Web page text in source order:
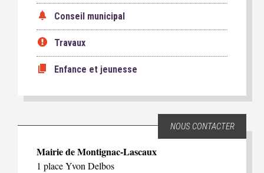
Conseil municipal
Travaux
Enfance et jeunesse
NOUS CONTACTER
Mairie de Montignac-Lascaux
1 place Yvon Delbos